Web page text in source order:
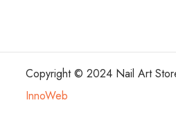
Copyright © 2024 Nail Art
InnoWeb